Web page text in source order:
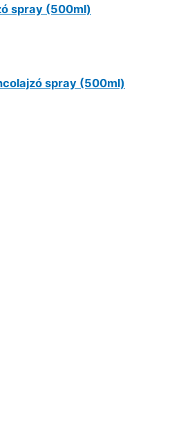
spray (500ml)
spray (500ml)